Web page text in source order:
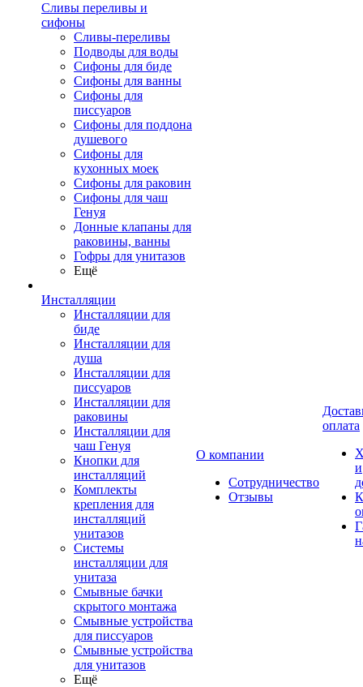
Сливы переливы и
сифоны
Сливы-переливы
Подводы для воды
Сифоны для биде
Сифоны для ванны
Сифоны для
писсуаров
Сифоны для поддона
душевого
Сифоны для
кухонных моек
Сифоны для раковин
Сифоны для чаш
Генуя
Донные клапаны для
раковины, ванны
Гофры для унитазов
Ещё
Инсталляции
Инсталляции для
биде
Инсталляции для
душа
Инсталляции для
писсуаров
Инсталляции для
раковины
Инсталляции для
чаш Генуя
Кнопки для
инсталляций
Комплекты
крепления для
инсталляций
унитазов
Системы
инсталляции для
унитаза
Смывные бачки
скрытого монтажа
Смывные устройства
для писсуаров
Смывные устройства
для унитазов
Ещё
О компании
Сотрудничество
Отзывы
оплата
и